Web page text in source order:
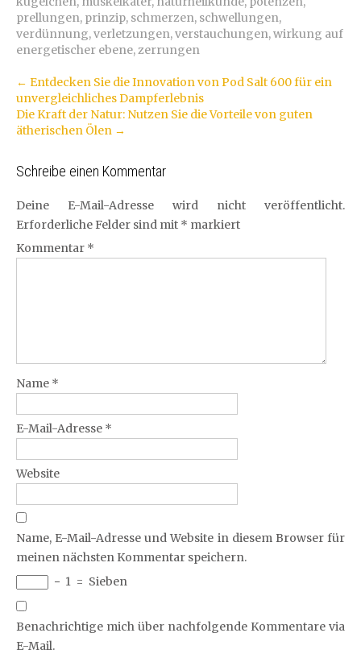
prellungen, prinzip, schmerzen, schwellungen,
verdünnung,verletzungen,verstauchungen,wirkung auf
energetischer ebene, zerrungen
Artikel-
Navigation
← Entdecken Sie die Innovation von Pod Salt 600 für ein
unvergleichliches Dampferlebnis
Die Kraft der Natur: Nutzen Sie die Vorteile von guten
ätherischen Ölen →
Schreibe einen Kommentar
Deine E-Mail-Adresse wird nicht veröffentlicht.
Erforderliche Felder sind mit * markiert
Kommentar *
Name *
E-Mail-Adresse *
Website
Name, E-Mail-Adresse und Website in diesem Browser für
meinen nächsten Kommentar speichern.
− 1 = Sieben
Benachrichtige mich über nachfolgende Kommentare via
E-Mail.